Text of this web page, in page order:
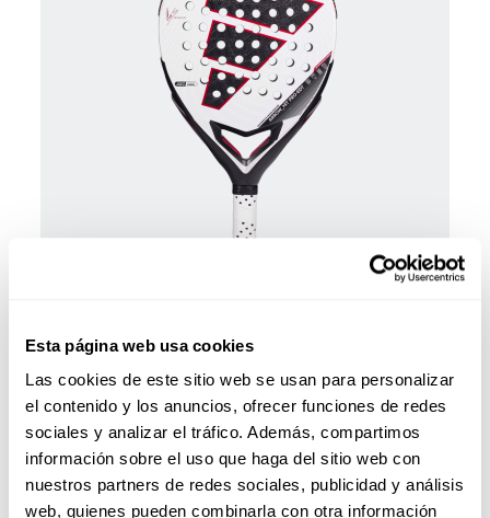
Esta página web usa cookies
Las cookies de este sitio web se usan para personalizar
el contenido y los anuncios, ofrecer funciones de redes
sociales y analizar el tráfico. Además, compartimos
información sobre el uso que haga del sitio web con
nuestros partners de redes sociales, publicidad y análisis
web, quienes pueden combinarla con otra información
Sanchez
añadir al carrito